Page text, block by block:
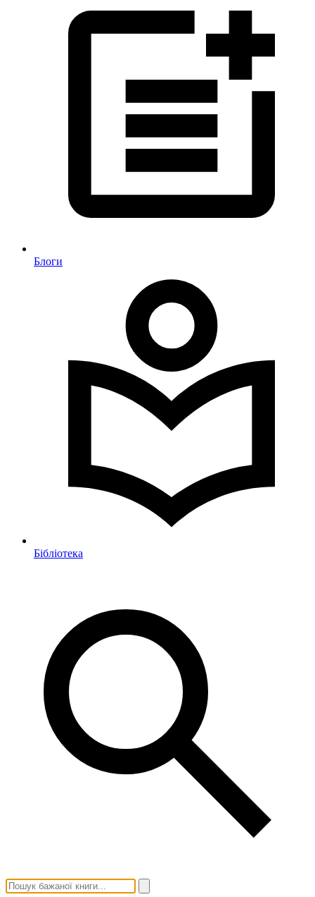
Блоги
Бібліотека